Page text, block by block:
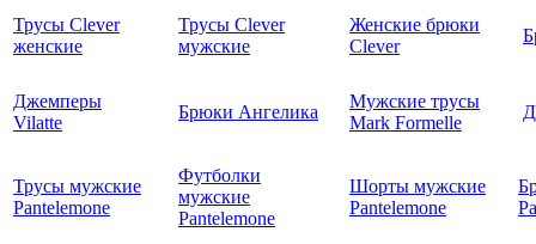
Трусы Clever
женские
Трусы Clever
мужские
Женские брюки
Clever
Джемперы
Vilatte
Брюки Ангелика
Мужские трусы
Mark Formelle
Трусы мужские
Pantelemone
Футболки
мужские
Pantelemone
Шорты мужские
Pantelemone